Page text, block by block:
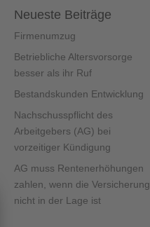
Neueste Beiträge
Firmenumzug
Betriebliche Altersvorsorge
besser als ihr Ruf
Bestandskunden Entwicklung
Nachschusspflicht des
Arbeitgebers (AG) bei
vorzeitiger Kündigung
AG muss Rentenerhöhungen
zahlen, wenn die Versicherung
nicht in der Lage ist